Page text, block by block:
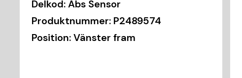
Delkod:Abs Sensor
Produktnummer: P2489574
Position:Vänster fram